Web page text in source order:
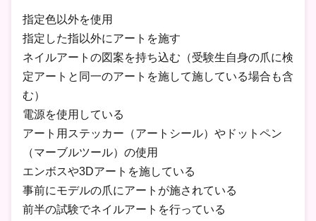
指定色以外を使用
指定した指以外にアートを施す
ネイルアートの図案を持ち込む（受験生自身の爪に検
定アートと同一のアートを施して施している場合も含
む）
電源を使用している
アート用ステッカー（アートシール）やドットペン
（マーブルツール）の使用
エンボスや3Dアートを施している
事前にモデルの爪にアートが施されている
前半の試験でネイルアートを行っている